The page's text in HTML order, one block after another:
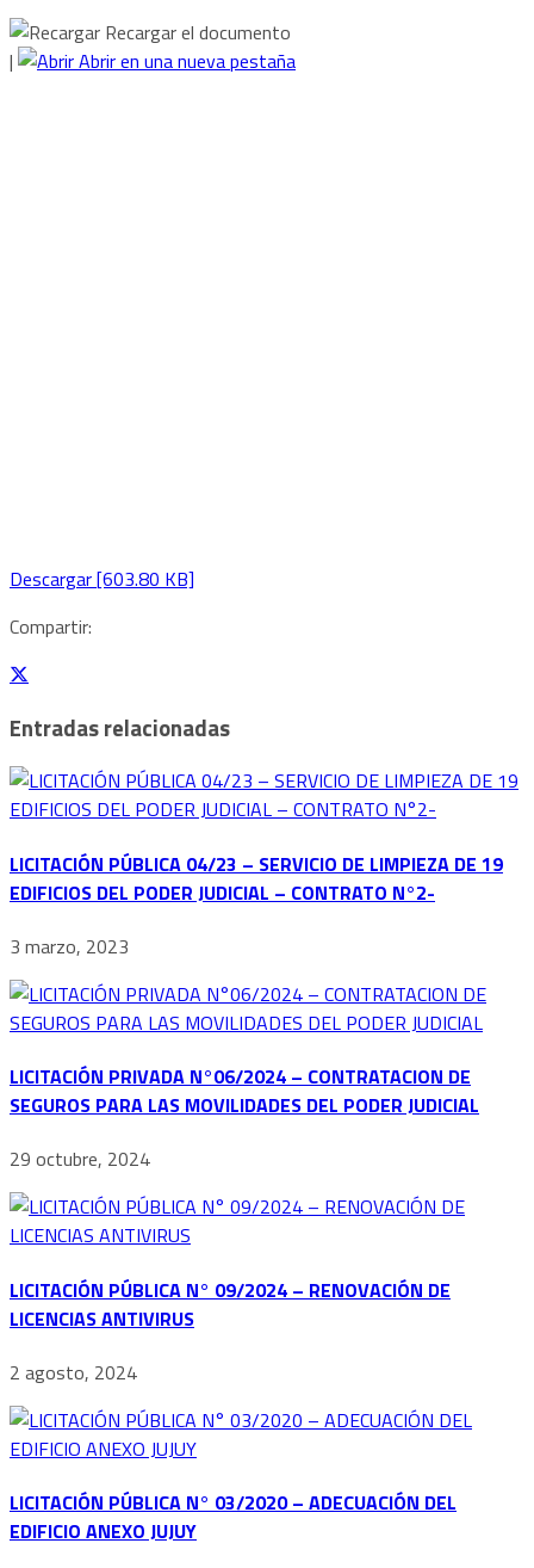
Recargar el documento
|
Abrir en una nueva pestaña
Descargar [603.80 KB]
Compartir:
Entradas relacionadas
LICITACIÓN PÚBLICA 04/23 – SERVICIO DE LIMPIEZA DE 19
EDIFICIOS DEL PODER JUDICIAL – CONTRATO N°2-
3 marzo, 2023
LICITACIÓN PRIVADA N°06/2024 – CONTRATACION DE
SEGUROS PARA LAS MOVILIDADES DEL PODER JUDICIAL
29 octubre, 2024
LICITACIÓN PÚBLICA N° 09/2024 – RENOVACIÓN DE
LICENCIAS ANTIVIRUS
2 agosto, 2024
LICITACIÓN PÚBLICA N° 03/2020 – ADECUACIÓN DEL
EDIFICIO ANEXO JUJUY